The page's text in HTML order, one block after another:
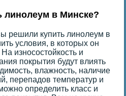
линолеум в Минске?
решили купить линолеум в
условия, в которых он
износостойкость и
покрытия будут влиять
влажность, наличие
перепадов температур и
определить класс и